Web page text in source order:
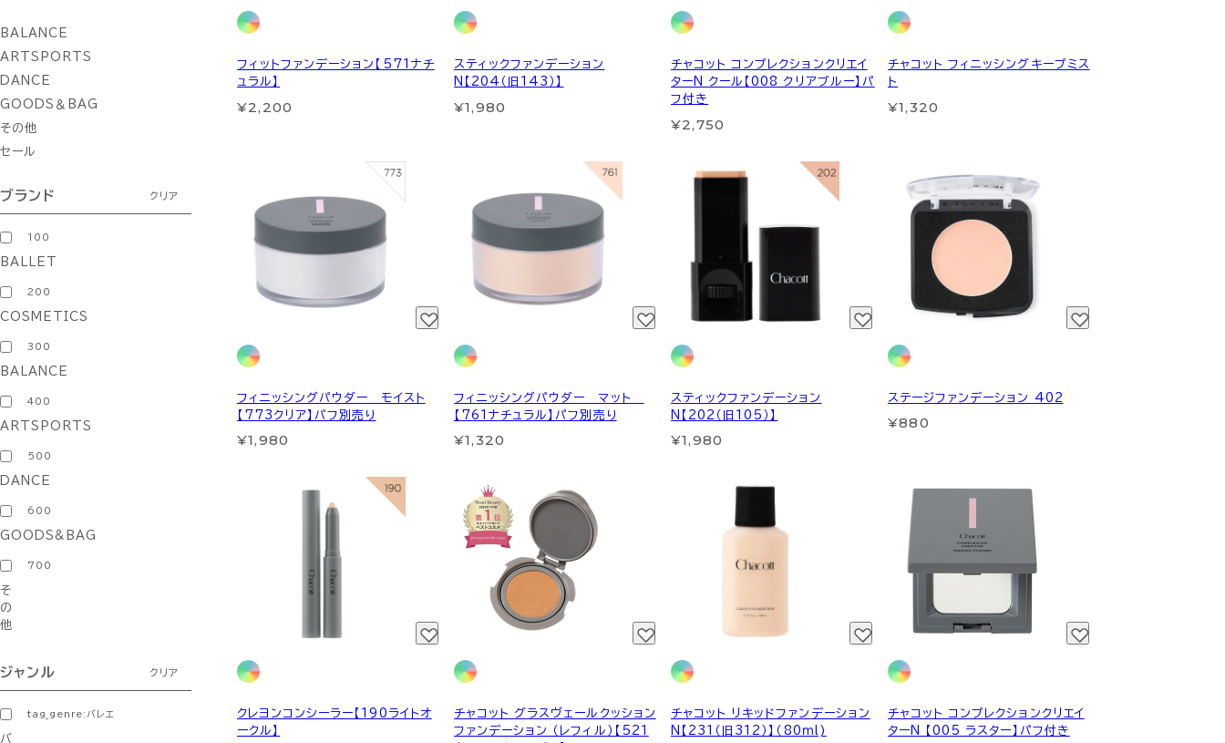
BALANCE
ARTSPORTS
DANCE
GOODS＆BAG
その他
セール
ブランド クリア
100
BALLET
200
COSMETICS
300
BALANCE
400
ARTSPORTS
500
DANCE
600
GOODS&BAG
700
そ
の
他
ジャンル クリア
tag_genre:バレエ
バ
フィットファンデーション【571ナチ
ュラル】
¥2,200
スティックファンデーション
N【204（旧143）】
¥1,980
チャコット コンプレクションクリエイ
ターN クール【008 クリアブルー】パ
フ付き
¥2,750
チャコット フィニッシングキープミス
ト
¥1,320
フィニッシングパウダー モイスト
【773クリア】パフ別売り
¥1,980
フィニッシングパウダー マット
【761ナチュラル】パフ別売り
¥1,320
スティックファンデーション
N【202（旧105）】
¥1,980
ステージファンデーション 402
¥880
クレヨンコンシーラー【190ライトオ
ークル】
チャコット グラスヴェールクッション
ファンデーション （レフィル）【521
チャコット リキッドファンデーション
N【231（旧312）】（80ｍl)
チャコット コンプレクションクリエイ
ターN 【005 ラスター】パフ付き